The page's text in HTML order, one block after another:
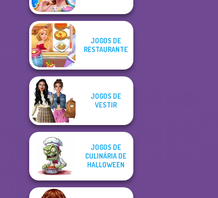
JOGOS DE
RESTAURANTE
JOGOS DE
VESTIR
JOGOS DE
CULINÁRIA DE
HALLOWEEN